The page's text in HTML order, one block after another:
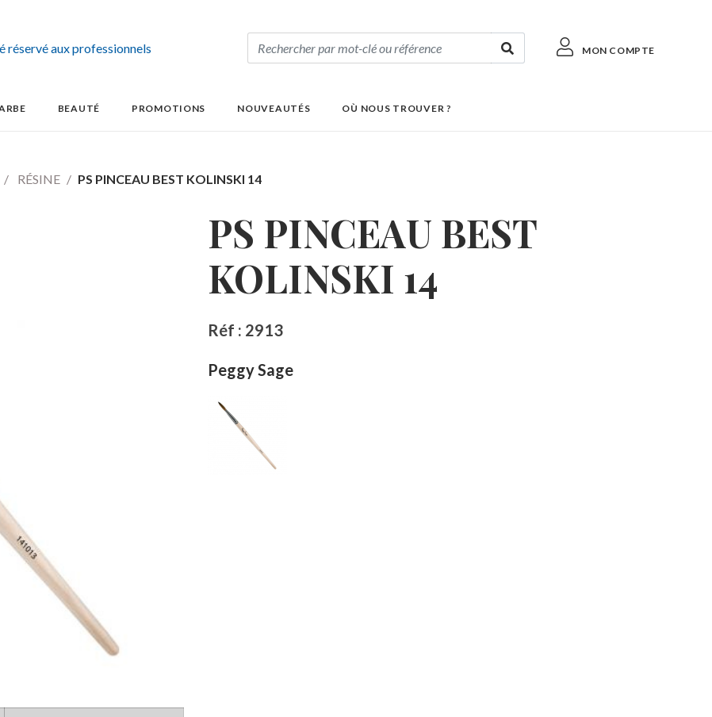
réservé aux professionnels MON COMPTE
BEAUTÉ PROMOTIONS NOUVEAUTÉS OÙ NOUS TROUVER ?
RÉSINE PS PINCEAU BEST KOLINSKI 14
PS PINCEAU BEST
KOLINSKI 14
Réf : 2913
Peggy Sage